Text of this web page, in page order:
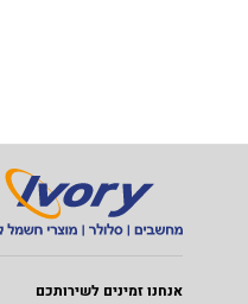
אנחנו זמינים לשירותכם